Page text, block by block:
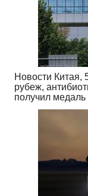
Новости Китая,
рубеж,
получил